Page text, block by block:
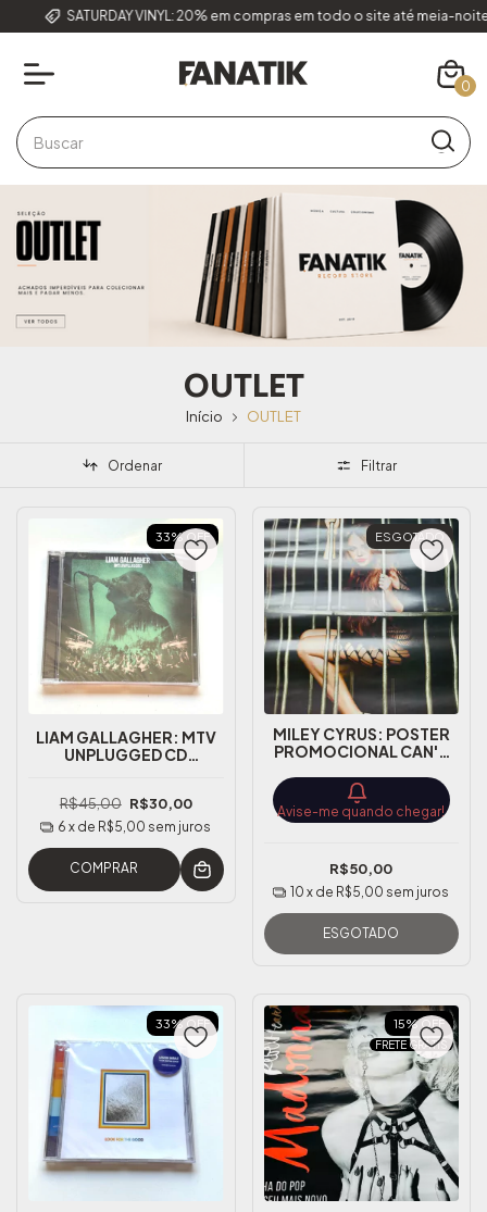
SATURDAY VINYL: 20% em compras em todo o site até meia-noite
0
OUTLET
Início OUTLET
Ordenar Filtrar
33% OFF
LIAM GALLAGHER: MTV
UNPLUGGED CD
R$45,00 R$30,00
6 x de R$5,00 sem juros
COMPRAR
ESGOTADO
MILEY CYRUS: POSTER
PROMOCIONAL CAN'T
60X40
Avise-me quando chegar!
R$50,00
10 x de R$5,00 sem juros
ESGOTADO
33% OFF 15%OFF
FRETE GRÁTIS